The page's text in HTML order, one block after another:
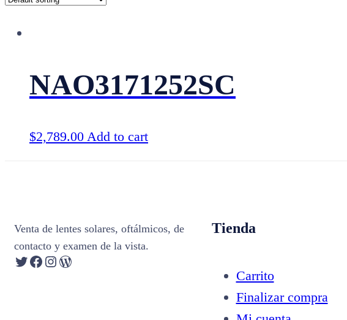
NAO3171252SC
$2,789.00 Add to cart
Venta de lentes solares, oftálmicos, de
contacto y examen de la vista.
Twitter Facebook Instagram WordPress
Tienda
Carrito
Finalizar compra